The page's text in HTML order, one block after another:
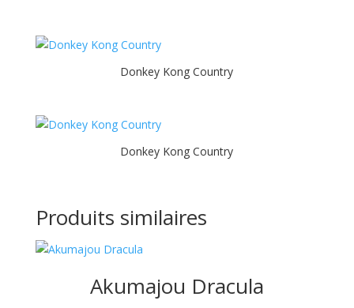
Donkey Kong Country
Donkey Kong Country
Produits similaires
Akumajou Dracula